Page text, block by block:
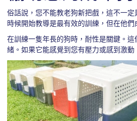
俗話說，您不能教老狗新把戲，這不一
時候開始教導是最有效的訓練，但在他
在訓練一隻年長的狗時，耐性是關鍵。
緒。如果它能感覺到您有壓力或感到激